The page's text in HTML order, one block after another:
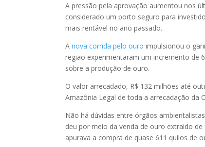
A pressão pela aprovação aumentou nos
considerado um porto seguro para
mais rentável no ano passado.
Anova corrida pelo ouro impulsionou o
região experimentaram um incremento de
sobre a produção de ouro.
O valor arrecadado, R$ 132 milhões até
Amazônia Legal de toda a arrecadação da
Não há dúvidas entre órgãos
deu por meio da venda de ouro extraído
apurava a compra de quase 611 quilos de